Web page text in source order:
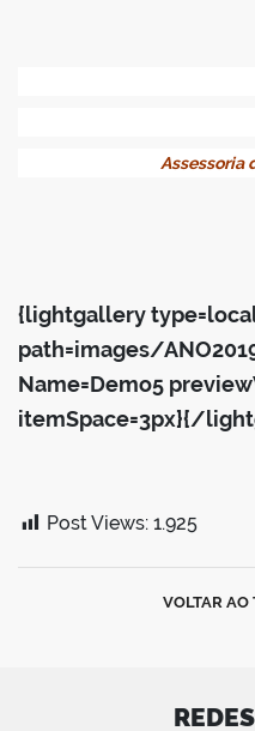
Assessoria
{lightgallery
path=images/
Name=Demo5
itemSpace=3px}{/
Post Views: 1.925
VOLTAR AO